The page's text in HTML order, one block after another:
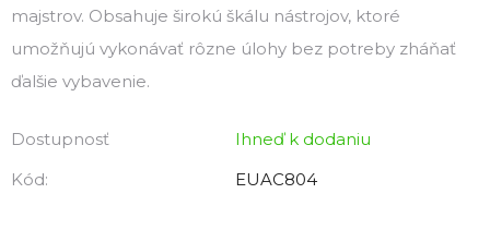
z
majstrov. Obsahuje širokú škálu nástrojov, ktoré
umožňujú vykonávať rôzne úlohy bez potreby zháňať
ďalšie vybavenie.
Dostupnosť
Ihneď k dodaniu
Kód:
EUAC804